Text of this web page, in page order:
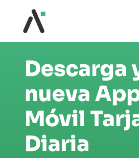
contenido
TESTIMONIOS
PRECIOS
Descarga
nueva
Móvil
Diaria